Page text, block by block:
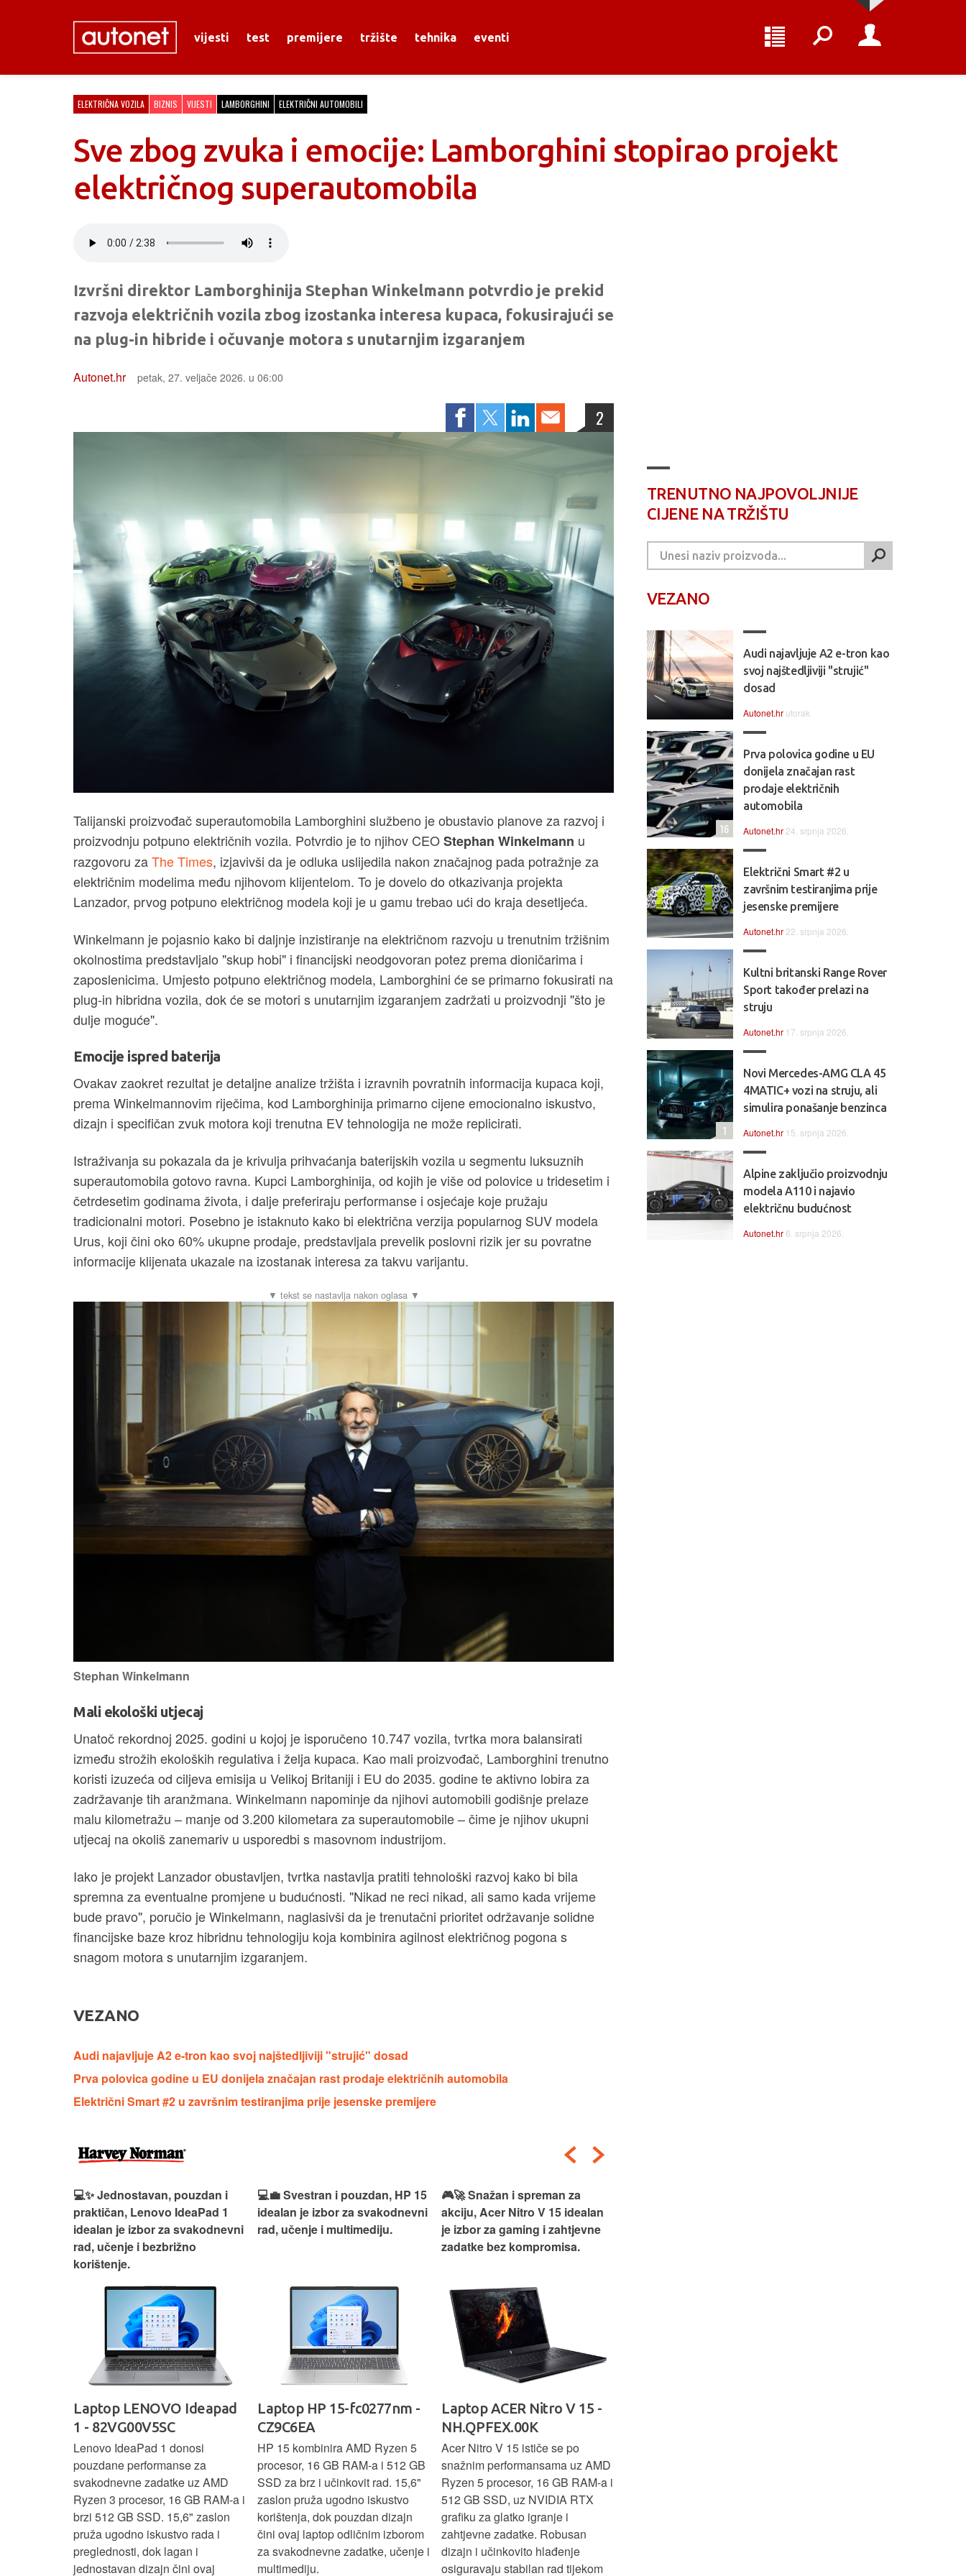
vijesti test premijere tržište tehnika eventi
ELEKTRIČNA VOZILA BIZNIS VIJESTI LAMBORGHINI ELEKTRIČNI AUTOMOBILI
Sve zbog zvuka i emocije: Lamborghini stopirao projekt
električnog superautomobila
Izvršni direktor Lamborghinija Stephan Winkelmann potvrdio je prekid
razvoja električnih vozila zbog izostanka interesa kupaca, fokusirajući se
na plug-in hibride i očuvanje motora s unutarnjim izgaranjem
Autonet.hr petak, 27. veljače 2026. u 06:00
2
Talijanski proizvođač superautomobila Lamborghini službeno je obustavio planove za razvoj i
proizvodnju potpuno električnih vozila. Potvrdio je to njihov CEOStephan Winkelmann u
razgovoru zaThe Times, izjavivši da je odluka uslijedila nakon značajnog pada potražnje za
električnim modelima među njihovom klijentelom. To je dovelo do otkazivanja projekta
Lanzador, prvog potpuno električnog modela koji je u gamu trebao ući do kraja desetljeća.
Winkelmann je pojasnio kako bi daljnje inzistiranje na električnom razvoju u trenutnim tržišnim
okolnostima predstavljalo "skup hobi" i financijski neodgovoran potez prema dioničarima i
zaposlenicima. Umjesto potpuno električnog modela, Lamborghini će se primarno fokusirati na
plug-in hibridna vozila, dok će se motori s unutarnjim izgaranjem zadržati u proizvodnji "što je
dulje moguće".
Emocije ispred baterija
Ovakav zaokret rezultat je detaljne analize tržišta i izravnih povratnih informacija kupaca koji,
prema Winkelmannovim riječima, kod Lamborghinija primarno cijene emocionalno iskustvo,
dizajn i specifičan zvuk motora koji trenutna EV tehnologija ne može replicirati.
Istraživanja su pokazala da je krivulja prihvaćanja baterijskih vozila u segmentu luksuznih
superautomobila gotovo ravna. Kupci Lamborghinija, od kojih je više od polovice u tridesetim i
četrdesetim godinama života, i dalje preferiraju performanse i osjećaje koje pružaju
tradicionalni motori. Posebno je istaknuto kako bi električna verzija popularnog SUV modela
Urus, koji čini oko 60% ukupne prodaje, predstavljala prevelik poslovni rizik jer su povratne
informacije klijenata ukazale na izostanak interesa za takvu varijantu.
Stephan Winkelmann
Mali ekološki utjecaj
Unatoč rekordnoj 2025. godini u kojoj je isporučeno 10.747 vozila, tvrtka mora balansirati
između strožih ekoloških regulativa i želja kupaca. Kao mali proizvođač, Lamborghini trenutno
koristi izuzeća od ciljeva emisija u Velikoj Britaniji i EU do 2035. godine te aktivno lobira za
zadržavanje tih aranžmana. Winkelmann napominje da njihovi automobili godišnje prelaze
malu kilometražu – manje od 3.200 kilometara za superautomobile – čime je njihov ukupni
utjecaj na okoliš zanemariv u usporedbi s masovnom industrijom.
Iako je projekt Lanzador obustavljen, tvrtka nastavlja pratiti tehnološki razvoj kako bi bila
spremna za eventualne promjene u budućnosti. "Nikad ne reci nikad, ali samo kada vrijeme
bude pravo", poručio je Winkelmann, naglasivši da je trenutačni prioritet održavanje solidne
financijske baze kroz hibridnu tehnologiju koja kombinira agilnost električnog pogona s
snagom motora s unutarnjim izgaranjem.
VEZANO
Audi najavljuje A2 e-tron kao svoj najštedljiviji "strujić" dosad
Prva polovica godine u EU donijela značajan rast prodaje električnih automobila
Električni Smart #2 u završnim testiranjima prije jesenske premijere
💻✨ Jednostavan, pouzdan i
praktičan, Lenovo IdeaPad 1
idealan je izbor za svakodnevni
rad, učenje i bezbrižno
korištenje.
Laptop LENOVO Ideapad
1 - 82VG00V5SC
Lenovo IdeaPad 1 donosi
pouzdane performanse za
svakodnevne zadatke uz AMD
Ryzen 3 procesor, 16 GB RAM-a i
brzi 512 GB SSD. 15,6" zaslon
pruža ugodno iskustvo rada i
preglednosti, dok lagan i
jednostavan dizajn čini ovaj
💻💼 Svestran i pouzdan, HP 15
idealan je izbor za svakodnevni
rad, učenje i multimediju.
Laptop HP 15-fc0277nm -
CZ9C6EA
HP 15 kombinira AMD Ryzen 5
procesor, 16 GB RAM-a i 512 GB
SSD za brz i učinkovit rad. 15,6"
zaslon pruža ugodno iskustvo
korištenja, dok pouzdan dizajn
čini ovaj laptop odličnim izborom
za svakodnevne zadatke, učenje i
multimediju.
🎮🚀 Snažan i spreman za
akciju, Acer Nitro V 15 idealan
je izbor za gaming i zahtjevne
zadatke bez kompromisa.
Laptop ACER Nitro V 15 -
NH.QPFEX.00K
Acer Nitro V 15 ističe se po
snažnim performansama uz AMD
Ryzen 5 procesor, 16 GB RAM-a i
512 GB SSD, uz NVIDIA RTX
grafiku za glatko igranje i
zahtjevne zadatke. Robusan
dizajn i učinkovito hlađenje
osiguravaju stabilan rad tijekom
TRENUTNO NAJPOVOLJNIJE
CIJENE NA TRŽIŠTU
VEZANO
Audi najavljuje A2 e-tron kao
svoj najštedljiviji "strujić"
dosad
Autonet.hr utorak
Prva polovica godine u EU
donijela značajan rast
prodaje električnih
automobila
Autonet.hr 24. srpnja 2026.
16
Električni Smart #2 u
završnim testiranjima prije
jesenske premijere
Autonet.hr 22. srpnja 2026.
Kultni britanski Range Rover
Sport također prelazi na
struju
Autonet.hr 17. srpnja 2026.
Novi Mercedes-AMG CLA 45
4MATIC+ vozi na struju, ali
simulira ponašanje benzinca
Autonet.hr 15. srpnja 2026.
1
Alpine zaključio proizvodnju
modela A110 i najavio
električnu budućnost
Autonet.hr 6. srpnja 2026.